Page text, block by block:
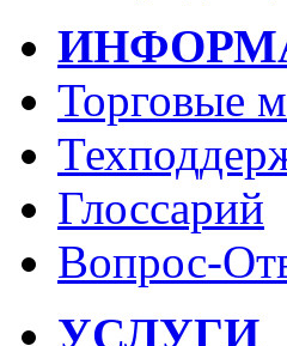
Торговые
Глоссарий
Вопрос-
УСЛУГИ